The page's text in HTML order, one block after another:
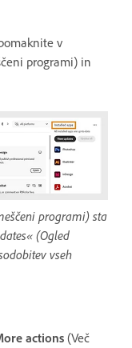
v
programi) in
programi) sta
(Ogled
vseh
actions(Več